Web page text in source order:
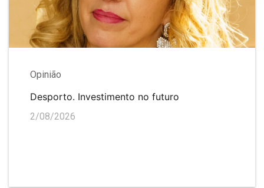
Opinião
Desporto. Investimento no futuro
2/08/2026